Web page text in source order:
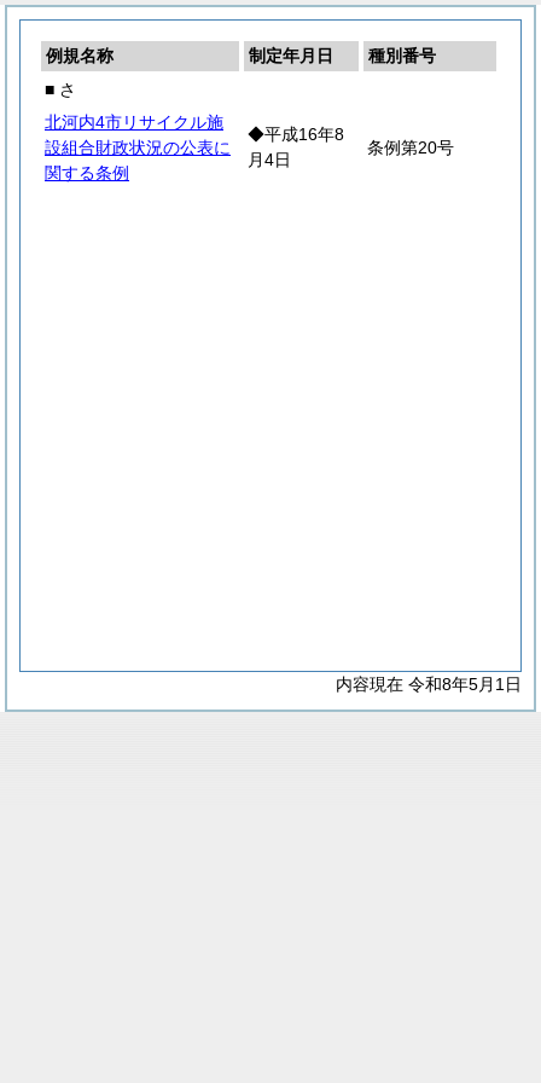
例規名称 制定年月日
種別番号
■ さ
北河内4市リサイクル施
設組合財政状況の公表に
関する条例
◆平成16年8
月4日
条例第20号
内容現在 令和8年5月1日